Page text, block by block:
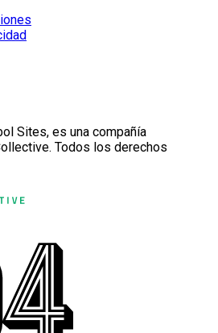
Sites, es una compañía
Todos los derechos